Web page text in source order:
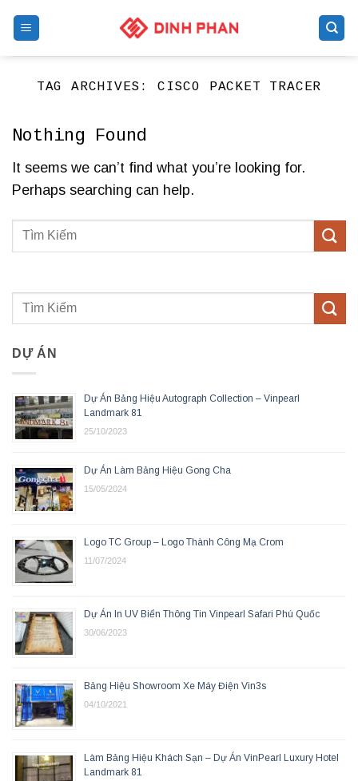
TAG ARCHIVES: CISCO PACKET TRACER
Nothing Found
It seems we can’t find what you’re looking for.
Perhaps searching can help.
DỰ ÁN
Dự Án Bảng Hiệu Autograph Collection – Vinpearl
Landmark 81
25/10/2023
Dự Án Làm Bảng Hiệu Gong Cha
15/05/2024
Logo TC Group – Logo Thành Công Mạ Crom
11/07/2024
Dự Án In UV Biển Thông Tin Vinpearl Safari Phú Quốc
30/06/2023
Bảng Hiệu Showroom Xe Máy Điện Vin3s
04/10/2021
Làm Bảng Hiệu Khách Sạn – Dự Án VinPearl Luxury Hotel
Landmark 81